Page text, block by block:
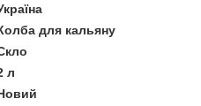
для кальяну
л